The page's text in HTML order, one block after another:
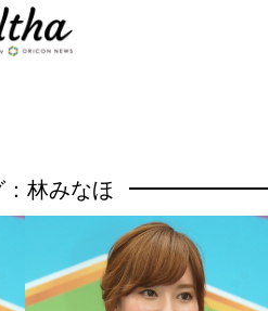
：林みなほ